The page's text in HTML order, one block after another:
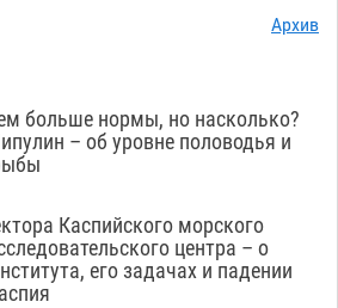
Архив
больше нормы, но насколько?
– об уровне половодья и
Каспийского морского
центра – о
его задачах и падении